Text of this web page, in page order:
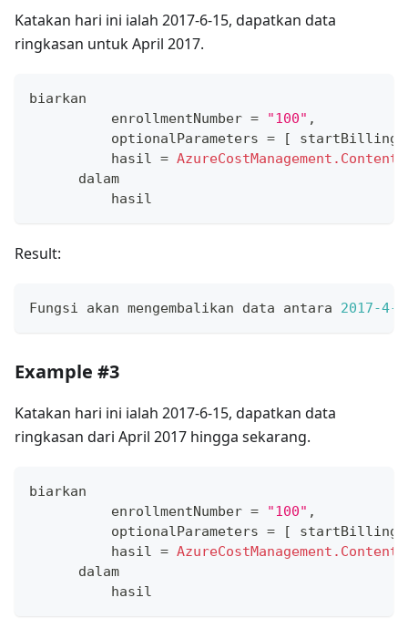
Katakan hari ini ialah 2017-6-15, dapatkan data
ringkasan untuk April 2017.
biarkan
          enrollmentNumber
= "100" ,
          optionalParameters
= [
          hasil
= AzureCostManagement.Contents
      dalam
          hasil
Result:
Fungsi akan mengembalikan data antara 2017-4-1
Example #3
Katakan hari ini ialah 2017-6-15, dapatkan data
ringkasan dari April 2017 hingga sekarang.
biarkan
          enrollmentNumber
= "100" ,
          optionalParameters
= [
          hasil
= AzureCostManagement.Contents
      dalam
          hasil